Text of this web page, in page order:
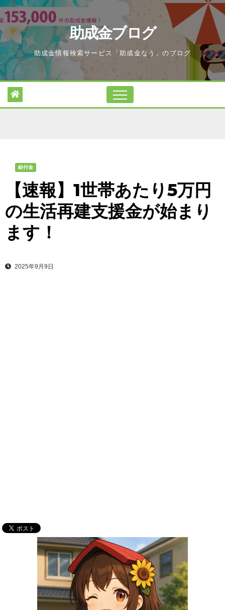
Skip
to
content
助成金ブログ
助成金情報検索サービス「助成金なう」のブログ
給付金
【速報】1世帯あたり5万円
の生活再建支援金が始まり
ます！
2025年9月9日